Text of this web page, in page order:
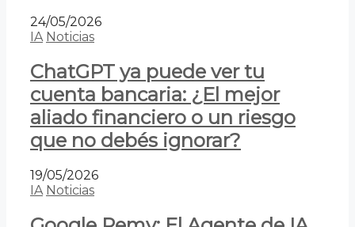
24/05/2026
IA Noticias
ChatGPT ya puede ver tu
cuenta bancaria: ¿El mejor
aliado financiero o un riesgo
que no debés ignorar?
19/05/2026
IA Noticias